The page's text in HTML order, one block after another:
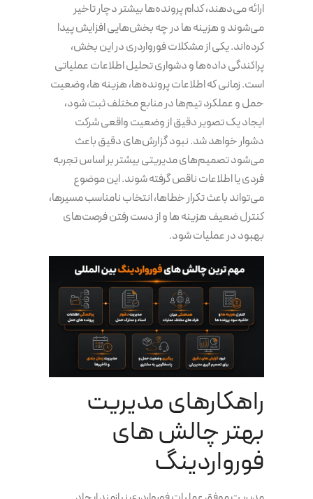
ارائه می‌دهند، کدام پرونده‌ها بیشتر دچار تاخیر
می‌شوند و هزینه ها در چه بخش‌هایی افزایش پیدا
کرده‌اند. یکی از مشکلات فورواردری در این بخش،
پراکندگی داده‌ها و دشواری تحلیل اطلاعات عملیاتی
است. زمانی که اطلاعات پرونده‌ها، هزینه ها، وضعیت
حمل و عملکرد تیم‌ها در منابع مختلف ثبت شود،
ایجاد یک تصویر دقیق از وضعیت واقعی شرکت
دشوار خواهد شد. نبود گزارش‌های دقیق باعث
می‌شود تصمیم‌های مدیریتی بیشتر بر اساس تجربه
فردی یا اطلاعات ناقص گرفته شوند. این موضوع
می‌تواند باعث تکرار خطاها، انتخاب نامناسب مسیرها،
کنترل ضعیف هزینه ها و از دست رفتن فرصت‌های
بهبود در عملیات شود.
راهکارهای مدیریت
بهتر چالش های
فورواردینگ